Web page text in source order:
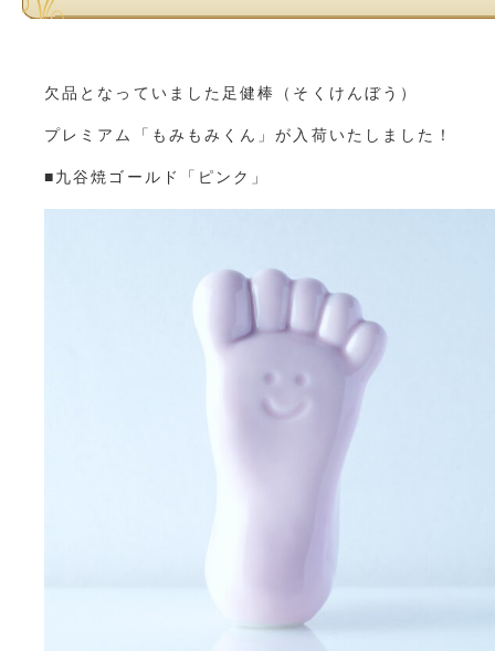
欠品となっていました足健棒（そくけんぼう）
プレミアム「もみもみくん」が入荷いたしました！
■九谷焼ゴールド「ピンク」